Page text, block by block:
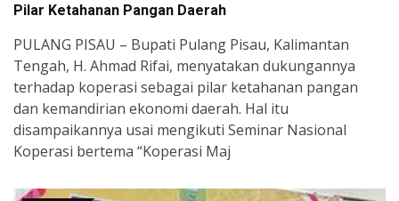
Pilar Ketahanan Pangan Daerah
PULANG PISAU – Bupati Pulang Pisau, Kalimantan
Tengah, H. Ahmad Rifai, menyatakan dukungannya
terhadap koperasi sebagai pilar ketahanan pangan
dan kemandirian ekonomi daerah. Hal itu
disampaikannya usai mengikuti Seminar Nasional
Koperasi bertema “Koperasi Maj